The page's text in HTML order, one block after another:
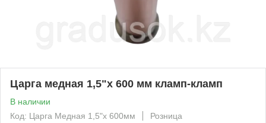
Царга медная 1,5"х 600 мм кламп-кламп
В наличии
Код: Царга Медная 1,5"х 600мм
Розница